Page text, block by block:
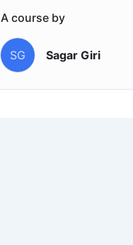
A course by
SG Sagar Giri